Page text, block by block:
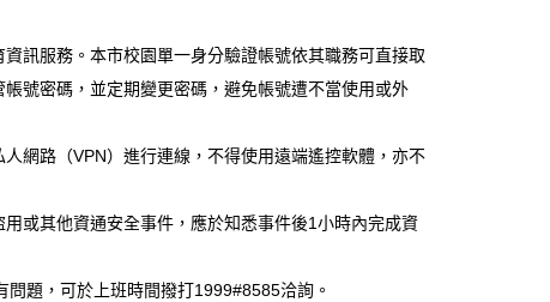
訊服務。本市校園單一身分驗證帳號依其職務可直接取
號密碼，並定期變更密碼，避免帳號遭不當使用或外
網路（VPN）進行連線，不得使用遠端遙控軟體，亦不
或其他資通安全事件，應於知悉事件後1小時內完成資
題，可於上班時間撥打1999#8585洽詢。